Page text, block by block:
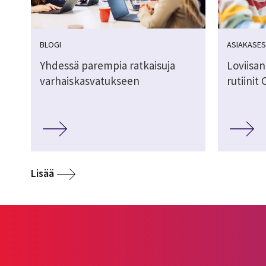
BLOGI
Yhdessä parempia ratkaisuja
varhaiskasvatukseen
rutiinit
Lisää